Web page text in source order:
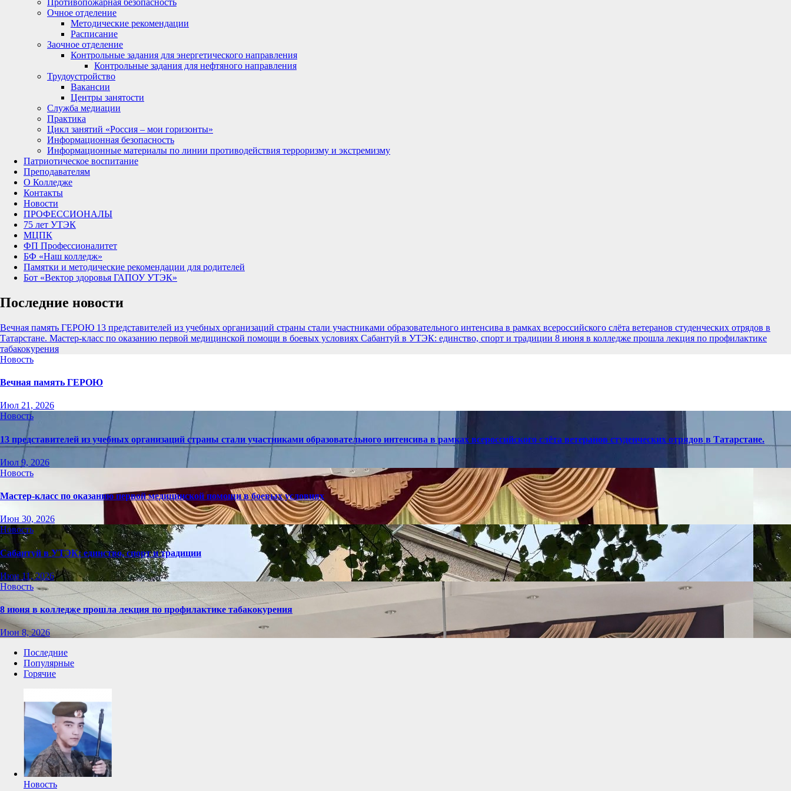
Противопожарная безопасность
Очное отделение
Методические рекомендации
Расписание
Заочное отделение
Контрольные задания для энергетического направления
Контрольные задания для нефтяного направления
Трудоустройство
Вакансии
Центры занятости
Служба медиации
Практика
Цикл занятий «Россия – мои горизонты»
Информационная безопасность
Информационные материалы по линии противодействия терроризму и экстремизму
Патриотическое воспитание
Преподавателям
О Колледже
Контакты
Новости
ПРОФЕССИОНАЛЫ
75 лет УТЭК
МЦПК
ФП Профессионалитет
БФ «Наш колледж»
Памятки и методические рекомендации для родителей
Бот «Вектор здоровья ГАПОУ УТЭК»
Последние новости
Вечная память ГЕРОЮ 13 представителей из учебных организаций страны стали участниками образовательного интенсива в рамках всероссийского слёта ветеранов студенческих отрядов в
Татарстане. Мастер-класс по оказанию первой медицинской помощи в боевых условиях Сабантуй в УТЭК: единство, спорт и традиции 8 июня в колледже прошла лекция по профилактике
табакокурения
Новость
Вечная память ГЕРОЮ
Июл 21, 2026
Новость
13 представителей из учебных организаций страны стали участниками образовательного интенсива в рамках всероссийского слёта ветеранов студенческих отрядов в Татарстане.
Июл 9, 2026
Новость
Мастер-класс по оказанию первой медицинской помощи в боевых условиях
Июн 30, 2026
Новость
Сабантуй в УТЭК: единство, спорт и традиции
Июн 11, 2026
Новость
8 июня в колледже прошла лекция по профилактике табакокурения
Июн 8, 2026
Последние
Популярные
Горячие
Новость